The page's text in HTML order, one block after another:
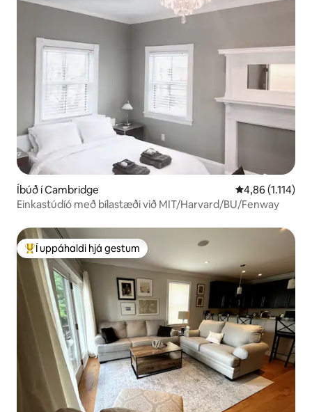
Íbúð í Cambridge 4,86 af 5 í
4,86 (1.114)
Einkastúdíó með bílastæði við MIT/Harvard/BU/Fenway
Í mestu uppáhaldi hjá gestum
Í uppáhaldi hjá gestum